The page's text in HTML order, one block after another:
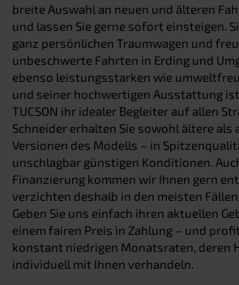
breite Auswahl an neuen und älteren
und lassen Sie gerne sofort einsteigen.
ganz persönlichen Traumwagen und
unbeschwerte Fahrten in Erding und
ebenso leistungsstarken wie
und seiner hochwertigen Ausstattung
TUCSON ihr idealer Begleiter auf allen
Schneider erhalten Sie sowohl ältere als
Versionen des Modells – in
unschlagbar günstigen Konditionen.
Finanzierung kommen wir Ihnen gern
verzichten deshalb in den meisten
Geben Sie uns einfach ihren aktuellen
einem fairen Preis in Zahlung – und
konstant niedrigen Monatsraten, deren
individuell mit Ihnen verhandeln.